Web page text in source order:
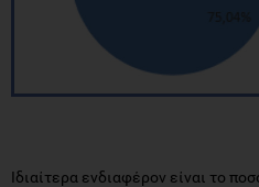
Ιδιαίτερα ενδιαφέρον είναι το